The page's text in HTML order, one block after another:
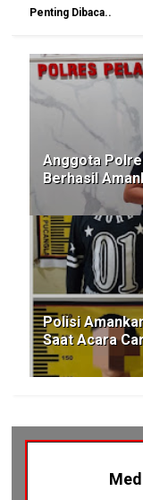
Penting Dibaca..
Anggota
Berhasil
Polisi
Saat Acara